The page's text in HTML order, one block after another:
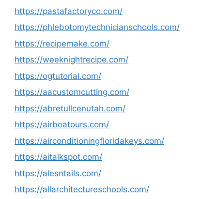
https://pastafactoryco.com/
https://phlebotomytechnicianschools.com/
https://recipemake.com/
https://weeknightrecipe.com/
https://ogtutorial.com/
https://aacustomcutting.com/
https://abretullcenutah.com/
https://airboatours.com/
https://airconditioningfloridakeys.com/
https://aitalkspot.com/
https://alesntails.com/
https://allarchitectureschools.com/